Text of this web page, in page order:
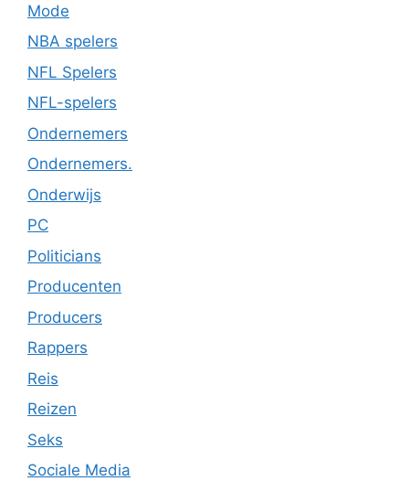
Mode
NBA spelers
NFL Spelers
NFL-spelers
Ondernemers
Ondernemers.
Onderwijs
PC
Politicians
Producenten
Producers
Rappers
Reis
Reizen
Seks
Sociale Media